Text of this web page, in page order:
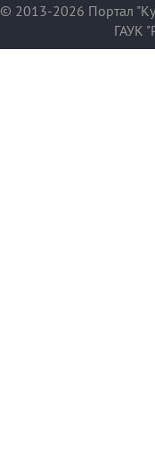
© 2013-2026 Портал
ГАУК